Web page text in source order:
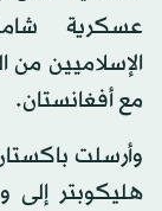
عسكرية
الإسلاميين من
مع أفغانستان.
وأرسلت
هليكوبتر إلى